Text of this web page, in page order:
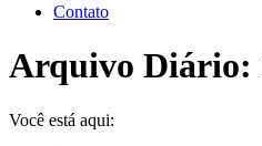
Contato
Arquivo Diário:
Você está aqui: